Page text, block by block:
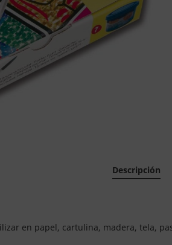
Descripción
en papel, cartulina, madera, tela,